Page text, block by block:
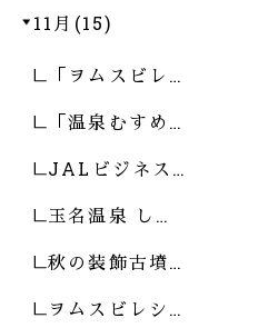
11月(15)
「ヲムスビレ…
「温泉むすめ…
JALビジネス…
玉名温泉 し…
秋の装飾古墳…
ヲムスビレシ…